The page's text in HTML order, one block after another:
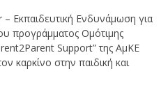
Εκπαιδευτική Ενδυνάμωση για
προγράμματος Ομότιμης
Support” της ΑμΚΕ
καρκίνο στην παιδική και